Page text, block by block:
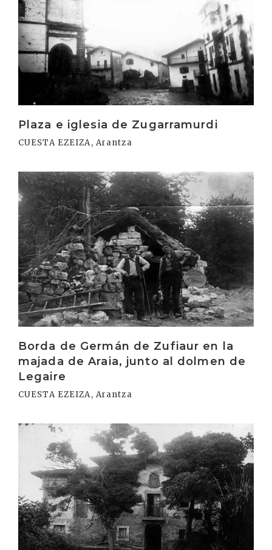
Plaza e iglesia de Zugarramurdi
CUESTA EZEIZA, Arantza
Borda de Germán de Zufiaur en la
majada de Araia, junto al dolmen de
Legaire
CUESTA EZEIZA, Arantza
Irakurri
Irakurri